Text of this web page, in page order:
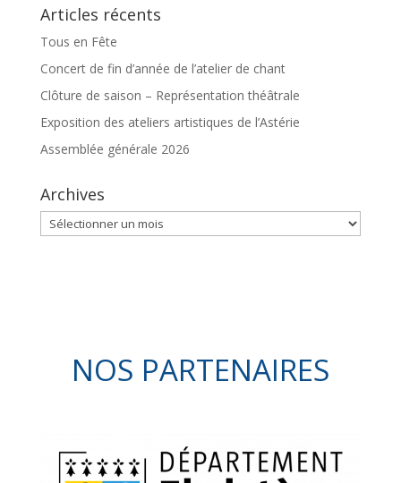
Articles récents
Tous en Fête
Concert de fin d’année de l’atelier de chant
Clôture de saison – Représentation théâtrale
Exposition des ateliers artistiques de l’Astérie
Assemblée générale 2026
Archives
Archives
NOS PARTENAIRES